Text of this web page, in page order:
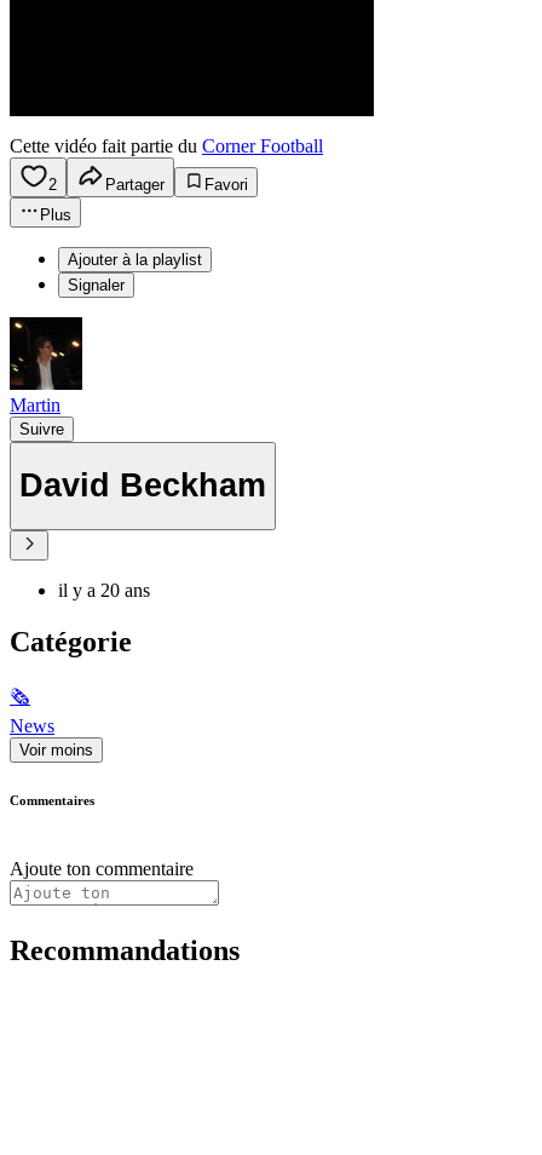
Cette vidéo fait partie du Corner Football
2 Partager
Favori
Plus
Ajouter à la playlist
Signaler
Martin
Suivre
David Beckham
il y a 20 ans
Catégorie
🗞
News
Voir moins
Commentaires
Ajoute ton commentaire
Recommandations